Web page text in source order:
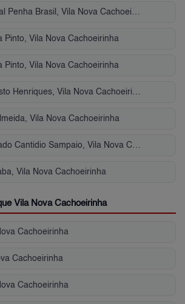
Pinto, Vila Nova Cachoeirinha
Pinto, Vila Nova Cachoeirinha
Vila Nova Cachoeirinha
Vila Nova Cachoeirinha
Vila Nova Cachoeirinha
Cachoeirinha
Cachoeirinha
Cachoeirinha